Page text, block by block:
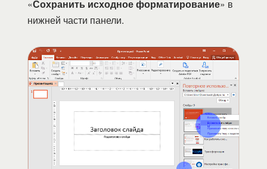
«Сохранить исходное форматирование» в
нижней части панели.